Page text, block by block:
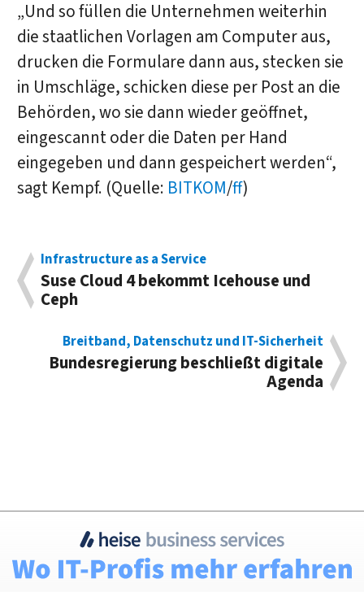
„Und so füllen die Unternehmen weiterhin
die staatlichen Vorlagen am Computer aus,
drucken die Formulare dann aus, stecken sie
in Umschläge, schicken diese per Post an die
Behörden, wo sie dann wieder geöffnet,
eingescannt oder die Daten per Hand
eingegeben und dann gespeichert werden“,
sagt Kempf. (Quelle: BITKOM/ff)
Infrastructure as a Service
Suse Cloud 4 bekommt Icehouse und
Ceph
Breitband, Datenschutz und IT-Sicherheit
Bundesregierung beschließt digitale
Agenda